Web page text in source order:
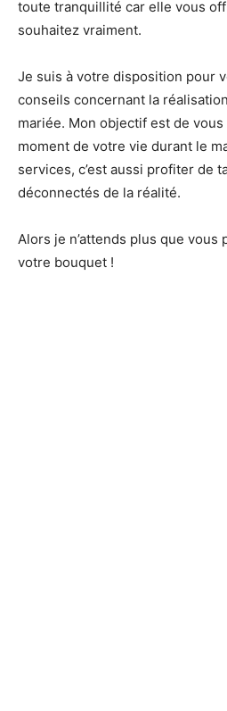
toute tranquillité car elle vous
souhaitez vraiment.
Je suis à votre disposition pour
conseils concernant la
mariée. Mon objectif est de
moment de votre vie durant le
services, c’est aussi profiter de
déconnectés de la réalité.
Alors je n’attends plus que
votre bouquet !